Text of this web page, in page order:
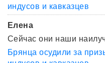
индусов и кавказцев
Елена
Сейчас они наши
Брянца осудили за